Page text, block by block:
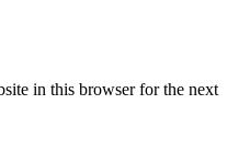
in this browser for the next